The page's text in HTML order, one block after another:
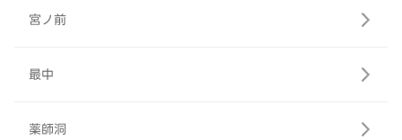
宮ノ前
最中
薬師洞